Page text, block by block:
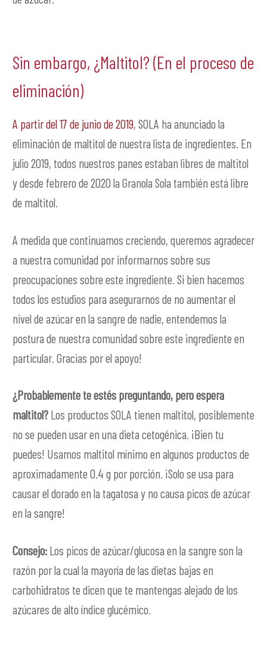
Sin embargo, ¿Maltitol? (En el proceso de
eliminación)
A partir del 17 de junio de 2019, SOLA ha anunciado la
eliminación de maltitol de nuestra lista de ingredientes. En
julio 2019, todos nuestros panes estaban libres de maltitol
y desde febrero de 2020 la Granola Sola también está libre
de maltitol.
A medida que continuamos creciendo, queremos agradecer
a nuestra comunidad por informarnos sobre sus
preocupaciones sobre este ingrediente. Si bien hacemos
todos los estudios para asegurarnos de no aumentar el
nivel de azúcar en la sangre de nadie, entendemos la
postura de nuestra comunidad sobre este ingrediente en
particular. Gracias por el apoyo!
¿Probablemente te estés preguntando, pero espera
maltitol?Los productos SOLA tienen maltitol, posiblemente
no se pueden usar en una dieta cetogénica. ¡Bien tu
puedes! Usamos maltitol mínimo en algunos productos de
aproximadamente 0.4 g por porción. ¡Solo se usa para
causar el dorado en la tagatosa y no causa picos de azúcar
en la sangre!
Consejo:Los picos de azúcar/glucosa en la sangre son la
razón por la cual la mayoría de las dietas bajas en
carbohidratos te dicen que te mantengas alejado de los
azúcares de alto índice glucémico.